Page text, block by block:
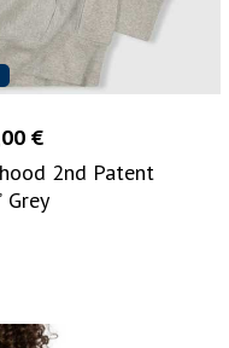
€
2nd Patent
Grey